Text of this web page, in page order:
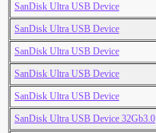
SanDisk Ultra USB Device
SanDisk Ultra USB Device
SanDisk Ultra USB Device
SanDisk Ultra USB Device
SanDisk Ultra USB Device
SanDisk Ultra USB Device 32Gb3.0